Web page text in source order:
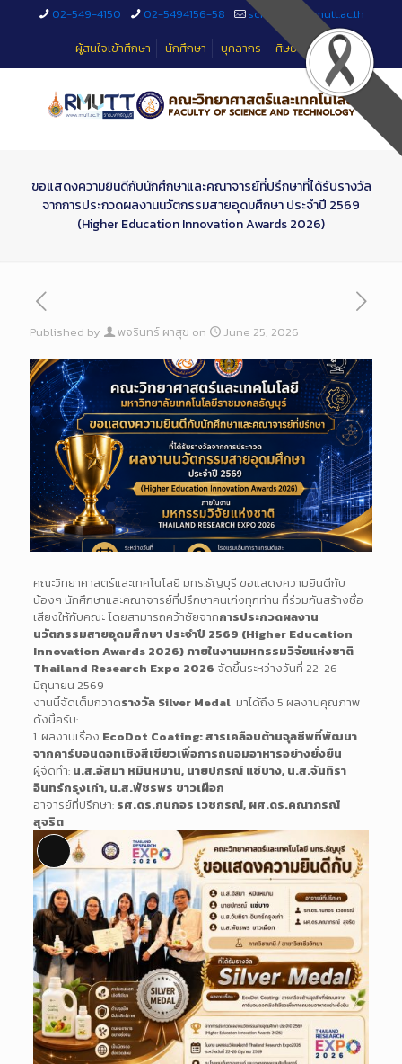
02-549-4150 02-5494156-58
sciteched@rmutt.ac.th
ผู้สนใจเข้าศึกษา
นักศึกษา บุคลากร ศิษย์เก่า
ขอแสดงความยินดีกับนักศึกษาและคณาจารย์ที่ปรึกษาที่ได้รับรางวัล
จากการประกวดผลงานนวัตกรรมสายอุดมศึกษา ประจำปี 2569
(Higher Education Innovation Awards 2026)
Published by พจรินทร์ ผาสุข on June 25, 2026
คณะวิทยาศาสตร์และเทคโนโลยี มทร.ธัญบุรี ขอแสดงความยินดีกับ
น้องๆ นักศึกษาและคณาจารย์ที่ปรึกษาคนเก่งทุกท่าน ที่ร่วมกันสร้างชื่อ
เสียงให้กับคณะ โดยสามารถคว้าชัยจากการประกวดผลงาน
นวัตกรรมสายอุดมศึกษา ประจำปี 2569 (Higher Education
Innovation Awards 2026) ภายในงานมหกรรมวิจัยแห่งชาติ
Thailand Research Expo 2026 จัดขึ้นระหว่างวันที่ 22-26
มิถุนายน 2569
งานนี้จัดเต็มกวาดรางวัล Silver Medal มาได้ถึง 5 ผลงานคุณภาพ
ดังนี้ครับ:
1. ผลงานเรื่อง EcoDot Coating: สารเคลือบต้านจุลชีพที่พัฒนา
จากคาร์บอนดอทเชิงสีเขียวเพื่อการถนอมอาหารอย่างยั่งยืน
ผู้จัดทำ: น.ส.อัสมา หมินหมาน, นายปกรณ์ แซ่บาง, น.ส.จันทิรา
อินทร์กรุงเก่า, น.ส.พัชรพร ขาวเผือก
อาจารย์ที่ปรึกษา: รศ.ดร.กนกอร เวชกรณ์, ผศ.ดร.คณาภรณ์
สุจริต
Long
Description